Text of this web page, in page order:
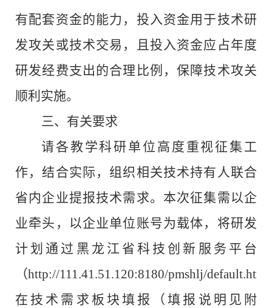
有配套资金的能力，投入资金用于技术研
发攻关或技术交易，且投入资金应占年度
研发经费支出的合理比例，保障技术攻关
顺利实施。
三、 有关要求
请各教学科研单位 高度重视征集工
作，结合实际，组织相关技术持有人联合
省内企业提报技术需求。本次征集需以企
业牵头，以企业单位账号为载体，将研发
计划通过黑龙江省科技创新服务平台
（http://111.41.51.120:8180/pmshlj/default.html
在技术需求板块填报（填报说明见附